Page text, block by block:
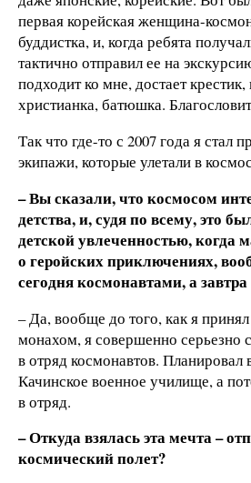
первая корейская женщина-
буддистка, и, когда ребята
тактично отправил ее на
подходит ко мне, достает
христианка, батюшка.
Так что где-то с 2007 года я стал
экипажи, которые улетали в
– Вы сказали, что космосом
детства, и, судя по всему, это
детской увлеченностью, когда
о геройских приключениях,
сегодня космонавтами, а
– Да, вообще до того, как я
монахом, я совершенно серьезно
в отряд космонавтов. Планировал
Качинское военное училище, а
в отряд.
– Откуда взялась эта мечта –
космический полет?